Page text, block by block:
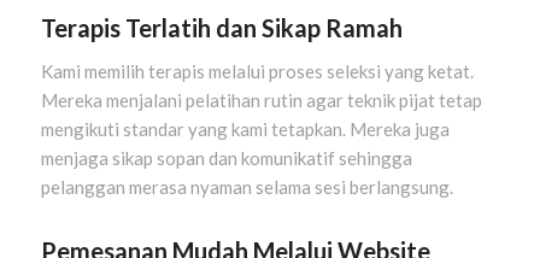
Terapis Terlatih dan Sikap Ramah
Kami memilih terapis melalui proses seleksi yang ketat.
Mereka menjalani pelatihan rutin agar teknik pijat tetap
mengikuti standar yang kami tetapkan. Mereka juga
menjaga sikap sopan dan komunikatif sehingga
pelanggan merasa nyaman selama sesi berlangsung.
Pemesanan Mudah Melalui Website